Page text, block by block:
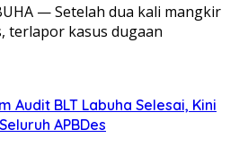
— Setelah dua kali mangkir
terlapor kasus dugaan
Audit BLT Labuha Selesai, Kini
APBDes